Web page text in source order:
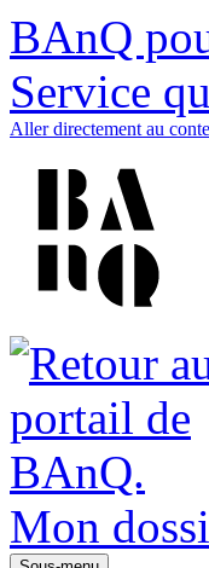
BAnQ
Service
Aller directement au
Mon